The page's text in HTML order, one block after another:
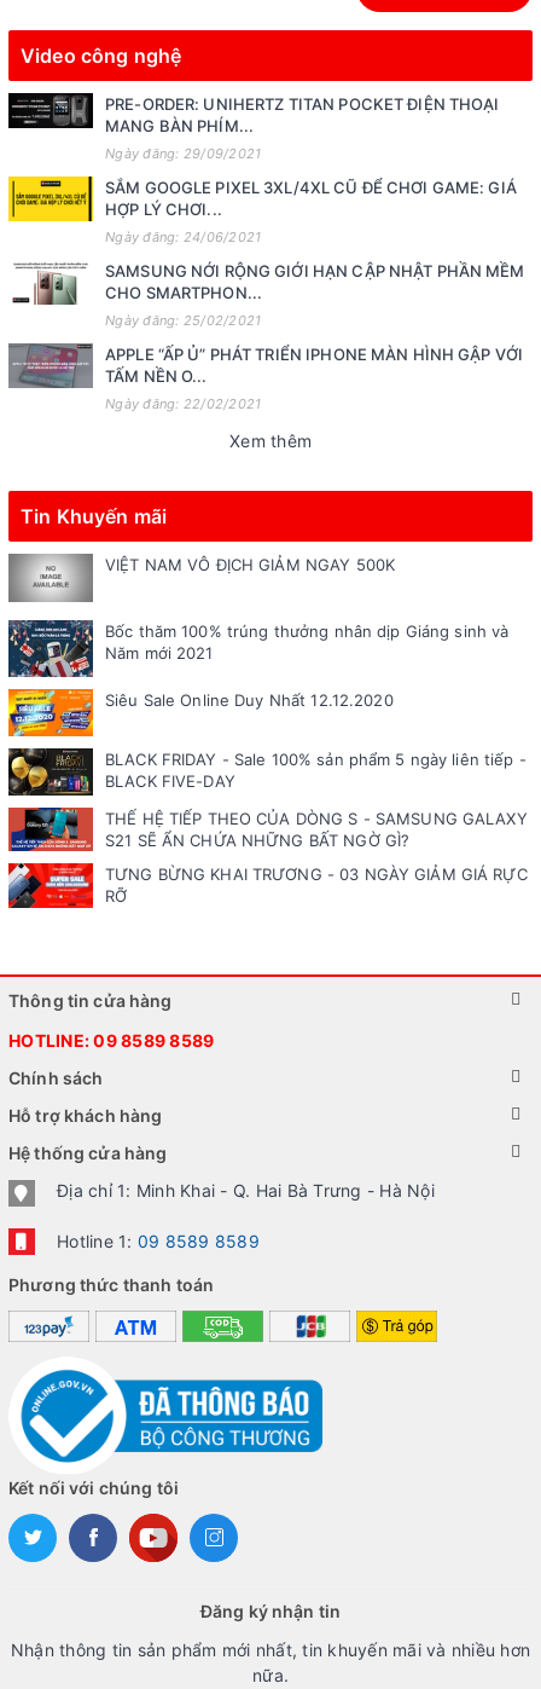
Video công nghệ
PRE-ORDER: UNIHERTZ TITAN POCKET ĐIỆN THOẠI
MANG BÀN PHÍM...
Ngày đăng: 29/09/2021
SẮM GOOGLE PIXEL 3XL/4XL CŨ ĐỂ CHƠI GAME: GIÁ
HỢP LÝ CHƠI...
Ngày đăng: 24/06/2021
SAMSUNG NỚI RỘNG GIỚI HẠN CẬP NHẬT PHẦN MỀM
CHO SMARTPHON...
Ngày đăng: 25/02/2021
APPLE “ẤP Ủ” PHÁT TRIỂN IPHONE MÀN HÌNH GẬP VỚI
TẤM NỀN O...
Ngày đăng: 22/02/2021
Xem thêm
Tin Khuyến mãi
VIỆT NAM VÔ ĐỊCH GIẢM NGAY 500K
Bốc thăm 100% trúng thưởng nhân dịp Giáng sinh và
Năm mới 2021
Siêu Sale Online Duy Nhất 12.12.2020
BLACK FRIDAY - Sale 100% sản phẩm 5 ngày liên tiếp -
BLACK FIVE-DAY
THẾ HỆ TIẾP THEO CỦA DÒNG S - SAMSUNG GALAXY
S21 SẼ ẨN CHỨA NHỮNG BẤT NGỜ GÌ?
TƯNG BỪNG KHAI TRƯƠNG - 03 NGÀY GIẢM GIÁ RỰC
RỠ
Thông tin cửa hàng
HOTLINE:09 8589 8589
Chính sách
Hỗ trợ khách hàng
Hệ thống cửa hàng
Địa chỉ 1: Minh Khai - Q. Hai Bà Trưng - Hà Nội
Hotline 1: 09 8589 8589
Phương thức thanh toán
Kết nối với chúng tôi
Đăng ký nhận tin
Nhận thông tin sản phẩm mới nhất, tin khuyến mãi và nhiều hơn
nữa.